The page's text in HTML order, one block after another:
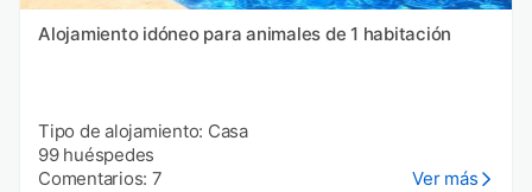
Alojamiento idóneo para animales de 1 habitación
Tipo de alojamiento: Casa
99 huéspedes
Comentarios: 7
Ver más